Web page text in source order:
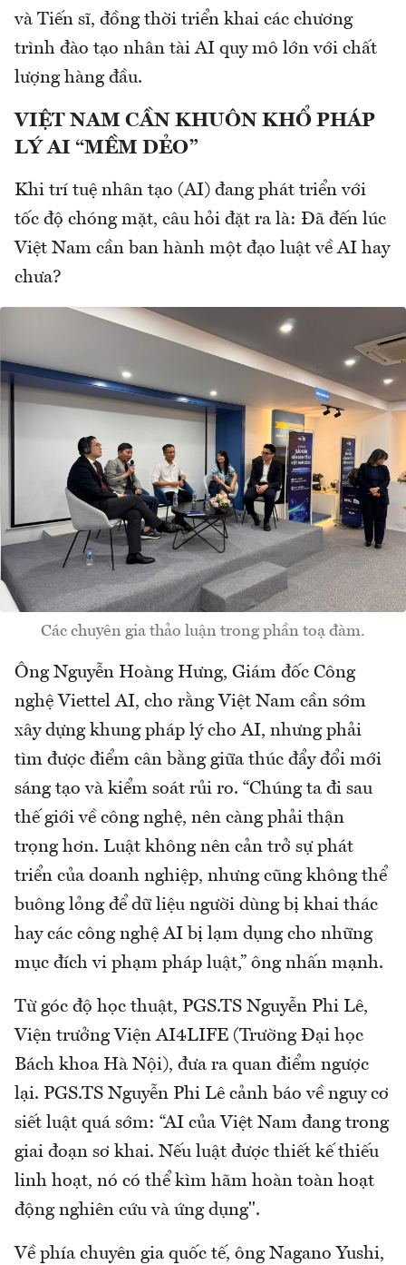
và Tiến sĩ, đồng thời triển khai các chương
trình đào tạo nhân tài AI quy mô lớn với chất
lượng hàng đầu.
VIỆT NAM CẦN KHUÔN KHỔ PHÁP
LÝ AI “MỀM DẺO”
Khi trí tuệ nhân tạo (AI) đang phát triển với
tốc độ chóng mặt, câu hỏi đặt ra là: Đã đến lúc
Việt Nam cần ban hành một đạo luật về AI hay
chưa?
Các chuyên gia thảo luận trong phần toạ đàm.
Ông Nguyễn Hoàng Hưng, Giám đốc Công
nghệ Viettel AI, cho rằng Việt Nam cần sớm
xây dựng khung pháp lý cho AI, nhưng phải
tìm được điểm cân bằng giữa thúc đẩy đổi mới
sáng tạo và kiểm soát rủi ro. “Chúng ta đi sau
thế giới về công nghệ, nên càng phải thận
trọng hơn. Luật không nên cản trở sự phát
triển của doanh nghiệp, nhưng cũng không thể
buông lỏng để dữ liệu người dùng bị khai thác
hay các công nghệ AI bị lạm dụng cho những
mục đích vi phạm pháp luật,” ông nhấn mạnh.
Từ góc độ học thuật, PGS.TS Nguyễn Phi Lê,
Viện trưởng Viện AI4LIFE (Trường Đại học
Bách khoa Hà Nội), đưa ra quan điểm ngược
lại. PGS.TS Nguyễn Phi Lê cảnh báo về nguy cơ
siết luật quá sớm: “AI của Việt Nam đang trong
giai đoạn sơ khai. Nếu luật được thiết kế thiếu
linh hoạt, nó có thể kìm hãm hoàn toàn hoạt
động nghiên cứu và ứng dụng".
Về phía chuyên gia quốc tế, ông Nagano Yushi,